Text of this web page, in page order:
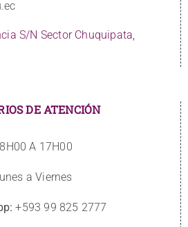
S/N Sector Chuquipata,
DE ATENCIÓN
A 17H00
a Viernes
+593 99 825 2777